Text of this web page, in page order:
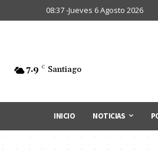
08:37 -Jueves 6 Agosto 2026
7.9 C Santiago
INICIO NOTICIAS